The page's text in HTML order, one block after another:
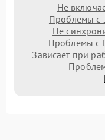
Не
Проблемы с
Не
Проблемы с
Зависает при